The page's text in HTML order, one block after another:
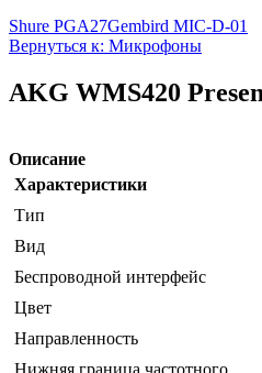
Shure PGA27Gembird MIC-D-01
Вернуться к: Микрофоны
AKG WMS420
Описание
Характеристики
Тип
Вид
Беспроводной интерфейс
Цвет
Направленность